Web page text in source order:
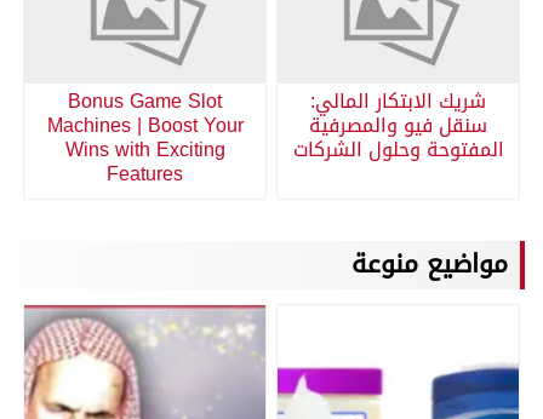
شريك الابتكار المالي:
سنقل فيو والمصرفية
المفتوحة وحلول الشركات
Bonus Game Slot
Machines | Boost Your
Wins with Exciting
Features
مواضيع منوعة